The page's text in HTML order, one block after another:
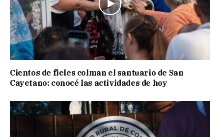
Cientos de fieles colman el santuario de San
Cayetano: conocé las actividades de hoy